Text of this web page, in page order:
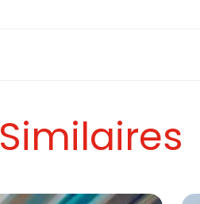
Similaires